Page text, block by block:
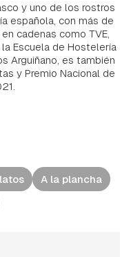
y uno de los rostros
española, con más de
cadenas como TVE,
Escuela de Hostelería
Arguiñano, es también
y Premio Nacional de
A la plancha